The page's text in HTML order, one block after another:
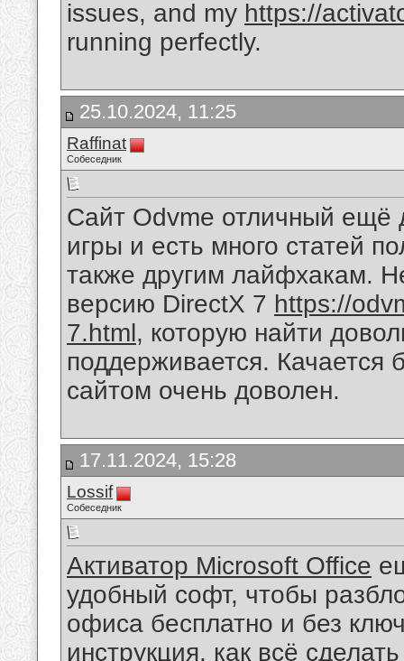
issues, and my https://
running perfectly.
25.10.2024, 11:25
Raffinat
Собеседник
Сайт Odvme отличный ещё
игры и есть много статей
также другим лайфхакам.
версию DirectX 7 https://
7.html, которую найти
поддерживается. Качается
сайтом очень доволен.
17.11.2024, 15:28
Lossif
Собеседник
Активатор Microsoft Office
удобный софт, чтобы
офиса бесплатно и без
инструкция, как всё